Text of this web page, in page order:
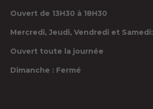
Ouvert de 13H30 à 18H30
Mercredi, Jeudi, Vendredi et Samedi:
Ouvert toute la journée
Dimanche : Fermé